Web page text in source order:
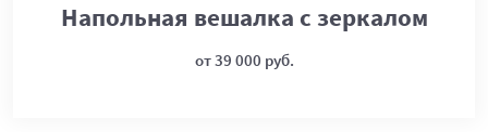
Напольная вешалка с зеркалом
от 39 000 руб.